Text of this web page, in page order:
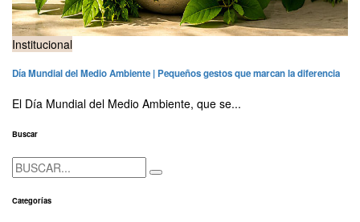
Institucional
Día Mundial del Medio Ambiente | Pequeños gestos que marcan la diferencia
El Día Mundial del Medio Ambiente, que se...
Buscar
Categorías